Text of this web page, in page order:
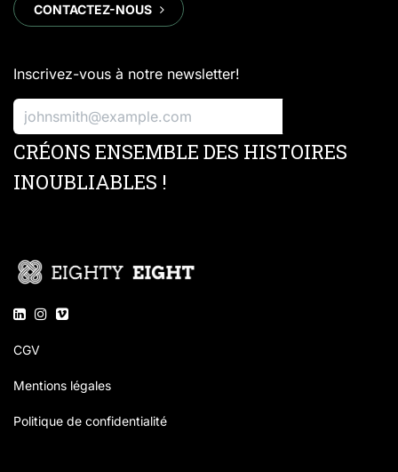
CONTACTEZ-NOUS​​​​
Inscrivez-vous à notre newsletter!
CRÉONS ENSEMBLE DES HISTOIRES
INOUBLIABLES !
CGV
Mentions légales
Politique de confidentialité